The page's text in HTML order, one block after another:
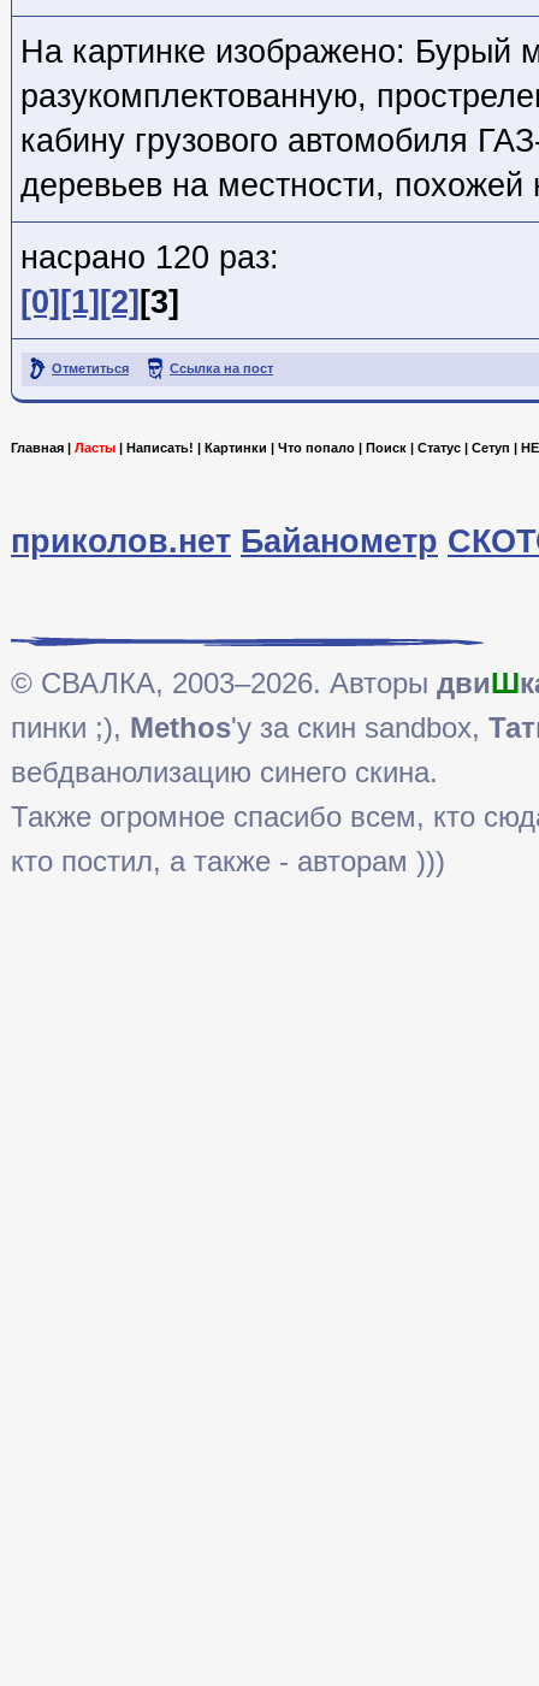
На картинке изображено: Бурый
разукомплектованную,
кабину грузового автомобиля
деревьев на местности, похожей
насрано 120 раз:
[0] [1] [2] [3]
Отметиться Ссылка на пост
Главная | Ласты | Написать! | Картинки | Что попало | Поиск | Статус | Сетуп |
приколов.нет Байанометр
© СВАЛКА, 2003–2026. Авторы двиШ
пинки ;), Methos'у за скин sandbox,
вебдванолизацию синего скина.
Также огромное спасибо всем, кто
кто постил, а также - авторам )))